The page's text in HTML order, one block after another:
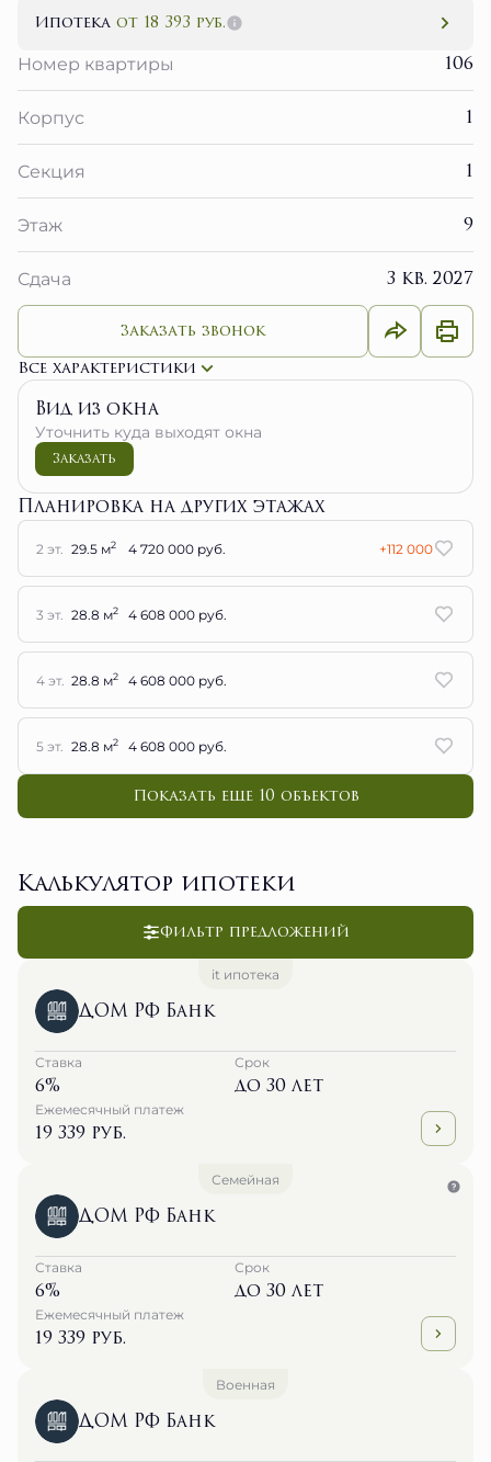
Ипотека от 18 393 руб.
Номер квартиры
106
Корпус 1
Секция 1
Этаж 9
Сдача 3 кв. 2027
Заказать звонок
Все характеристики
Вид из окна
Уточнить куда выходят окна
Заказать
Планировка на других этажах
2 эт. 29.5 м2 4 720 000 руб. +112 000
3 эт. 28.8 м2 4 608 000 руб.
4 эт. 28.8 м2 4 608 000 руб.
5 эт. 28.8 м2 4 608 000 руб.
Показать еще 10 объектов
Калькулятор ипотеки
Фильтр предложений
it ипотека
ДОМ РФ Банк
Ставка
6%
Срок
до 30 лет
Ежемесячный платеж
19 339 руб.
Семейная
ДОМ РФ Банк
Ставка
6%
Срок
до 30 лет
Ежемесячный платеж
19 339 руб.
Военная
ДОМ РФ Банк